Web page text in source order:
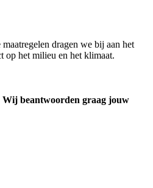
dragen we bij aan het
op het milieu en het klimaat.
beantwoorden graag jouw